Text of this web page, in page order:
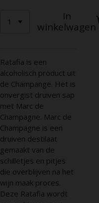
In
winkelwagen
Ratafia is een
alcoholisch product uit
de Champange. Het is
onvergist druiven sap
met Marc de
Champagne. Marc de
Champagne is een
druiven destilaat
gemaakt van de
schilletjes en pitjes
die overblijven na het
wijn maak proces.
Deze Ratafia wordt